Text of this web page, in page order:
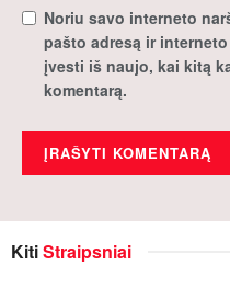
Noriu savo interneto
pašto adresą ir
įvesti iš naujo, kai kitą
komentarą.
KitiStraipsniai